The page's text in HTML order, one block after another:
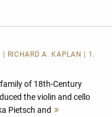
| RICHARD A. KAPLAN | 1.
of 18th-Century
the violin and cello
Pietsch and